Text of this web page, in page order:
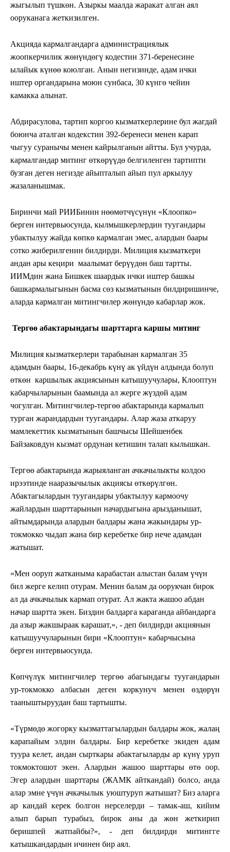
жыгылып түшкөн. Азыркы маалда жаракат алган аял
ооруканага жеткизилген.
Акцияда кармалгандарга администрациялык
жоопкерчилик жөнүндөгү кодестин 371-беренесине
ылайык күнөө коюлган. Анын негизинде, адам ички
иштер органдарына моюн сунбаса, 30 күнгө чейин
камакка алынат.
Абдирасулова, тартип коргоо кызматкерлерине бул жагдай
боюнча аталган кодекстин 392-беренеси менен карап
чыгуу суранычы менен кайрылганын айтты. Бул учурда,
кармалгандар митинг өткөрүүдө белгиленген тартипти
бузган деген негизде айыпталып айып пул аркылуу
жазаланышмак.
Биринчи май РИИБинин нөөмөтчүсүнүн «Клоопко»
берген интервьюсунда, кылмышкерлердин туугандары
убактылуу жайда көпкө кармалган эмес, алардын баары
сотко жиберилгенин билдирди. Милиция кызматкери
андан ары кеңири маалымат берүүдөн баш тартты.
ИИМдин жана Бишкек шаардык ички иштер башкы
башкармалыгынын басма сөз кызматынын билдиришинче,
аларда кармалган митингчилер жөнүндө кабарлар жок.
Тергөө абактарындагы шарттарга каршы митинг
Милиция кызматкерлери тарабынан кармалган 35
адамдын баары, 16-декабрь күнү ак үйдүн алдында болуп
өткөн каршылык акциясынын катышуучулары, Клооптун
кабарчыларынын баамында ал жерге жүздөй адам
чогулган. Митингчилер-тергөө абактарында кармалып
турган жарандардын туугандары. Алар жаза аткаруу
мамлекеттик кызматынын башчысы Шейшенбек
Байзаковдун кызмат ордунан кетишин талап кылышкан.
Тергөө абактарында жарыяланган ачкачылыкты колдоо
ирээтинде нааразычылык акциясы өткөрүлгөн.
Абактагылардын туугандары убактылуу кармоочу
жайлардын шарттарынын начардыгына арызданышат,
айтымдарында алардын балдары жана жакындары ур-
токмокко чыдап жана бир керебетке бир нече адамдан
жатышат.
«Мен ооруп жатканыма карабастан алыстан балам үчүн
бил жерге келип отурам. Менин балам да оорукчан бирок
ал да ачкачылык кармап отурат. Ал жакта жашоо абдан
начар шартта экен. Биздин балдарга караганда айбандарга
да азыр жакшыраак карашат,», - деп билдирди акциянын
катышуучуларынын бири «Клооптун» кабарчысына
берген интервьюсунда.
Көпчүлүк митингчилер тергөө абагындагы туугандарын
ур-токмокко албасын деген коркунуч менен өздөрүн
тааныштыруудан баш тартышты.
«Түрмөдө жогорку кызматтагылардын балдары жок, жалаң
карапайым элдин балдары. Бир керебетке экиден адам
туура келет, андан сырткары абактагыларды ар күнү уруп
токмоктошот экен. Алардын жашоо шарттары өтө оор.
Эгер алардын шарттары (ЖАМК айткандай) болсо, анда
алар эмне үчүн ачкачылык уюштуруп жатышат? Биз аларга
ар кандай керек болгон нерселерди – тамак-аш, кийим
алып барып турабыз, бирок аны да жөн жеткирип
беришпей жатпайбы?», - деп билдирди митингге
катышкандардын ичинен бир аял.